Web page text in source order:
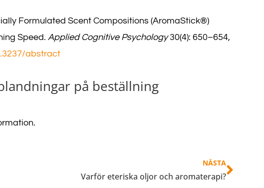
Formulated Scent Compositions (AromaStick®)
Speed.Applied Cognitive Psychology30(4): 650–654,
abstract
på beställning
NÄSTA
Varför eteriska oljor och aromaterapi?